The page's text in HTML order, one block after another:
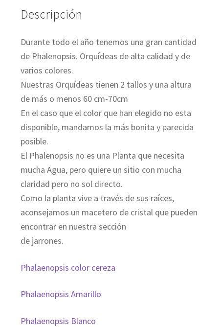
Descripción
Durante todo el año tenemos una gran cantidad
de Phalenopsis. Orquídeas de alta calidad y de
varios colores.
Nuestras Orquídeas tienen 2 tallos y una altura
de más o menos 60 cm-70cm
En el caso que el color que han elegido no esta
disponible, mandamos la más bonita y parecida
posible.
El Phalenopsis no es una Planta que necesita
mucha Agua, pero quiere un sitio con mucha
claridad pero no sol directo.
Como la planta vive a través de sus raíces,
aconsejamos un macetero de cristal que pueden
encontrar en nuestra sección
de jarrones.
Phalaenopsis color cereza
Phalaenopsis Amarillo
Phalaenopsis Blanco